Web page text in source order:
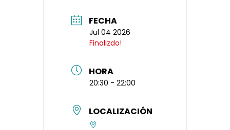
FECHA
Jul 04 2026
Finalizdo!
HORA
20:30 - 22:00
LOCALIZACIÓN